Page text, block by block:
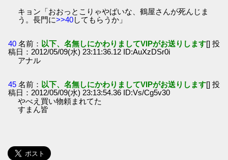
キョン「おおっとこりゃやばいな、鶴屋さんが死んじま
う。長門に>>40してもらうか」
40 名前： 以下、名無しにかわりましてVIPがお送りします[] 投
稿日：2012/05/09(水) 23:11:36.12 ID:AuXzDSr0i
アナル
45 名前： 以下、名無しにかわりましてVIPがお送りします[] 投
稿日：2012/05/09(水) 23:13:54.36 ID:Vs/Cg5v30
やべえ買い物頼まれてた
すまん皆